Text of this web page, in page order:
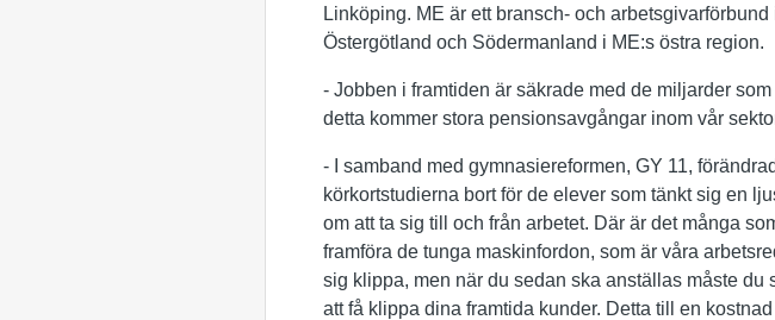
Linköping. ME är ett bransch- och
Östergötland och Södermanland i ME:s östra region.
- Jobben i framtiden är säkrade med de miljarder
detta kommer stora pensionsavgångar inom vår
- I samband med gymnasiereformen, GY 11,
körkortstudierna bort för de elever som tänkt sig en
om att ta sig till och från arbetet. Där är det många
framföra de tunga maskinfordon, som är våra
sig klippa, men när du sedan ska anställas måste du
att få klippa dina framtida kunder. Detta till en